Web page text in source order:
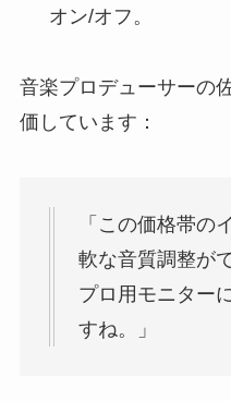
オン/オフ。
音楽プロデューサーの
価しています：
「この価格帯の
軟な音質調整が
プロ用モニター
すね。」